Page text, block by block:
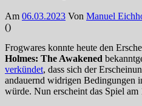
Am 06.03.2023 Von Manuel
()
Frogwares konnte heute den
Holmes: The Awakened
verkündet, dass sich der
andauernd widrigen Bedingungen
würde. Nun erscheint das Spiel